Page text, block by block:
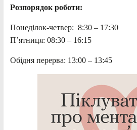
Розпорядок роботи:
Понеділок-четвер: 8:30 – 17:30
П’ятниця: 08:30 – 16:15
Обідня перерва: 13:00 – 13:45